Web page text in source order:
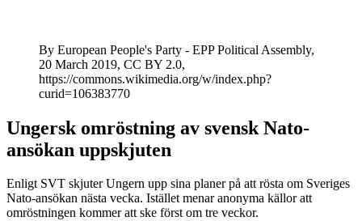
By European People's Party - EPP Political Assembly,
20 March 2019, CC BY 2.0,
https://commons.wikimedia.org/w/index.php?
curid=106383770
Ungersk omröstning av svensk Nato-
ansökan uppskjuten
Enligt SVT skjuter Ungern upp sina planer på att rösta om Sveriges
Nato-ansökan nästa vecka. Istället menar anonyma källor att
omröstningen kommer att ske först om tre veckor.